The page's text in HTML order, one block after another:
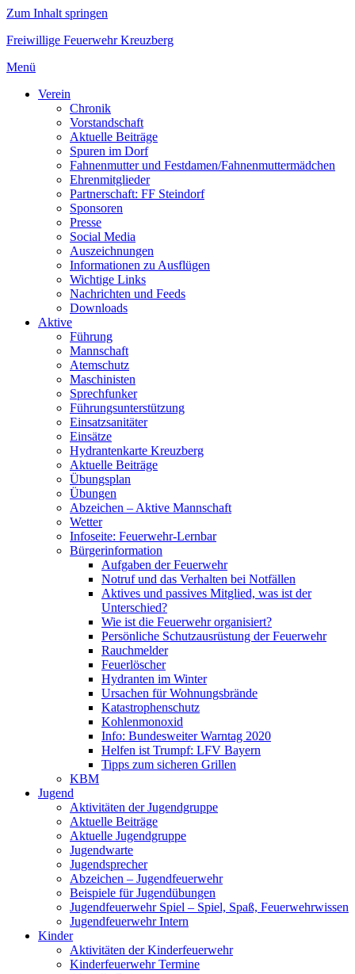
Zum Inhalt springen
Freiwillige Feuerwehr Kreuzberg
Menü
Verein
Chronik
Vorstandschaft
Aktuelle Beiträge
Spuren im Dorf
Fahnenmutter und Festdamen/Fahnenmuttermädchen
Ehrenmitglieder
Partnerschaft: FF Steindorf
Sponsoren
Presse
Social Media
Auszeichnungen
Informationen zu Ausflügen
Wichtige Links
Nachrichten und Feeds
Downloads
Aktive
Führung
Mannschaft
Atemschutz
Maschinisten
Sprechfunker
Führungsunterstützung
Einsatzsanitäter
Einsätze
Hydrantenkarte Kreuzberg
Aktuelle Beiträge
Übungsplan
Übungen
Abzeichen – Aktive Mannschaft
Wetter
Infoseite: Feuerwehr-Lernbar
Bürgerinformation
Aufgaben der Feuerwehr
Notruf und das Verhalten bei Notfällen
Aktives und passives Mitglied, was ist der
Unterschied?
Wie ist die Feuerwehr organisiert?
Persönliche Schutzausrüstung der Feuerwehr
Rauchmelder
Feuerlöscher
Hydranten im Winter
Ursachen für Wohnungsbrände
Katastrophenschutz
Kohlenmonoxid
Info: Bundesweiter Warntag 2020
Helfen ist Trumpf: LFV Bayern
Tipps zum sicheren Grillen
KBM
Jugend
Aktivitäten der Jugendgruppe
Aktuelle Beiträge
Aktuelle Jugendgruppe
Jugendwarte
Jugendsprecher
Abzeichen – Jugendfeuerwehr
Beispiele für Jugendübungen
Jugendfeuerwehr Spiel – Spiel, Spaß, Feuerwehrwissen
Jugendfeuerwehr Intern
Kinder
Aktivitäten der Kinderfeuerwehr
Kinderfeuerwehr Termine